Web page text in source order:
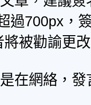
過700px，
被勸諭更
在網絡，